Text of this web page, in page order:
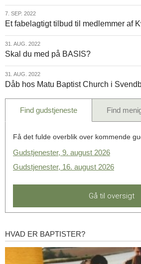
Kvindenetværket!
indlæg:
for
tamilerne
Bethany-
kirken
Svendborg
2022
7.
sep.
2022
7. SEP. 2022
Et fabelagtigt tilbud til medlemmer af
31.
aug.
2022
31. AUG. 2022
Skal du med på BASIS?
31.
aug.
2022
31. AUG. 2022
Dåb hos Matu Baptist Church i
Find gudstjeneste Find
Få det fulde overblik over kommende
Gudstjenester, 9. august 2026
Gudstjenester, 16. august 2026
Gå til oversigt
Hvad
HVAD ER BAPTISTER?